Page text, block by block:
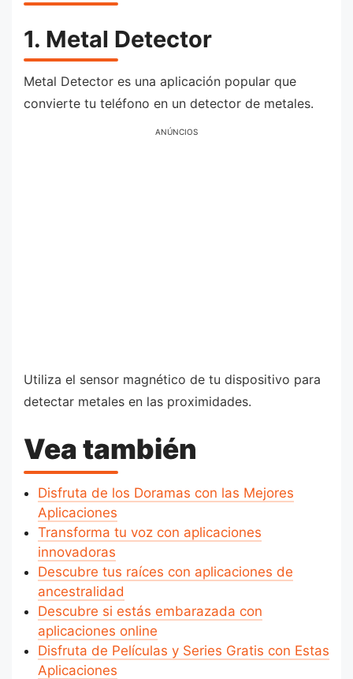
1. Metal Detector
Metal Detector es una aplicación popular que
convierte tu teléfono en un detector de metales.
ANÚNCIOS
Utiliza el sensor magnético de tu dispositivo para
detectar metales en las proximidades.
Vea también
Disfruta de los Doramas con las Mejores
Aplicaciones
Transforma tu voz con aplicaciones
innovadoras
Descubre tus raíces con aplicaciones de
ancestralidad
Descubre si estás embarazada con
aplicaciones online
Disfruta de Películas y Series Gratis con Estas
Aplicaciones